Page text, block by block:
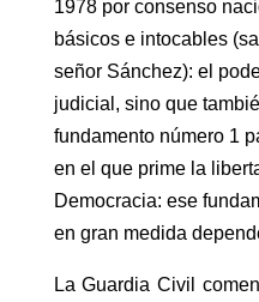
1978 por consenso
básicos e intocables
señor Sánchez): el
judicial, sino que
fundamento número 1
en el que prime la
Democracia: ese
en gran medida
La Guardia Civil